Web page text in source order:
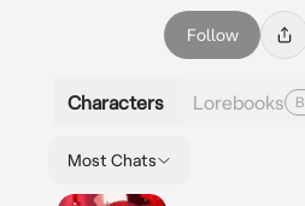
Follow
Characters Lorebooks
Most Chats